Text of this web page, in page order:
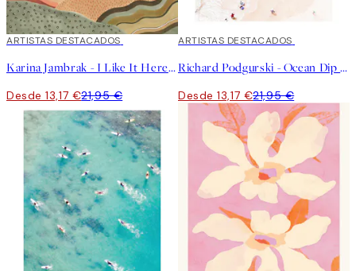
40%*
ARTISTAS DESTACADOS
Karina Jambrak - I Like It Here Poster
Desde 13,17 €21,95 €
40%*
ARTISTAS DESTACADOS
Richard Podgurski - Ocean Dip Poster
Desde 13,17 €21,95 €